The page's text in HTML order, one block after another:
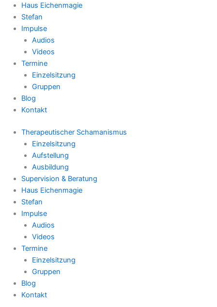
Haus Eichenmagie
Stefan
Impulse
Audios
Videos
Termine
Einzelsitzung
Gruppen
Blog
Kontakt
Therapeutischer Schamanismus
Einzelsitzung
Aufstellung
Ausbildung
Supervision & Beratung
Haus Eichenmagie
Stefan
Impulse
Audios
Videos
Termine
Einzelsitzung
Gruppen
Blog
Kontakt